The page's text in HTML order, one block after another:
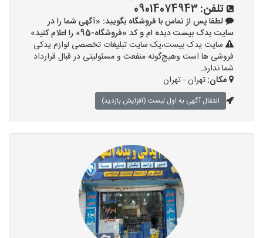
تلفن:09014074943
لطفا پس از تماس با فروشگاه بگویید: «آگهی شما را در
سایت یدک بیست دیده ام و کد «فروشگاه-95» را اعلام کنید»
سایت یدک بیست،یک سایت تبلیغات تخصصی لوازم یدکی
فروشی ها است وهیچ‌گونه منفعت و مسئولیتی در قبال قرارداد
شما ندارد.
مکان:تهران - تهران
انتقال آگهی به اول لیست (افزایش بازدید)